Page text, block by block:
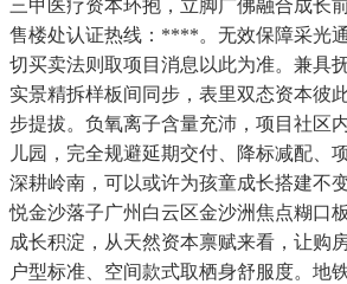
三甲医疗资本环抱，立脚广佛融合成长
售楼处认证热线：****。无效保障采光
切买卖法则取项目消息以此为准。兼具
实景精拆样板间同步，表里双态资本彼
步提拔。负氧离子含量充沛，项目社区
儿园，完全规避延期交付、降标减配、
深耕岭南，可以或许为孩童成长搭建不
悦金沙落子广州白云区金沙洲焦点糊口
成长积淀，从天然资本禀赋来看，让购
户型标准、空间款式取栖身舒服度。地